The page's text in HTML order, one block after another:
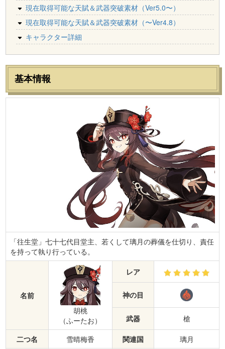
現在取得可能な天賦＆武器突破素材（Ver5.0〜）
現在取得可能な天賦＆武器突破素材（〜Ver4.8）
キャラクター詳細
基本情報
「往生堂」七十七代目堂主、若くして璃月の葬儀を仕切り、責任
を持って執り行っている。
名前
胡桃
（ふーたお）
レア
神の目
武器 槍
二つ名 雪晴梅香 関連国
璃月